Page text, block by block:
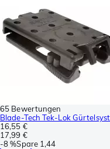
65 Bewertungen
Blade-Tech Tek-Lok
16,55 €
17,99 €
-8 %Spare 1,44